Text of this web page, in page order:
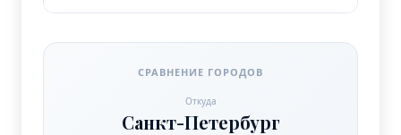
СРАВНЕНИЕ ГОРОДОВ
Откуда
Санкт-Петербург